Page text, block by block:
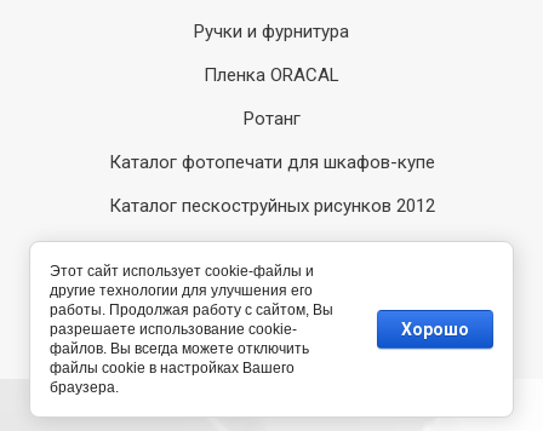
Ручки и фурнитура
Пленка ORACAL
Ротанг
Каталог фотопечати для шкафов-купе
Каталог пескоструйных рисунков 2012
Каталог пескоструйных рисунков 2014
Компания Мегагрупп:
разработка интернет-
магазинов
Этот сайт использует cookie-файлы и
другие технологии для улучшения его
работы. Продолжая работу с сайтом, Вы
разрешаете использование cookie-
файлов. Вы всегда можете отключить
файлы cookie в настройках Вашего
браузера.
Хорошо